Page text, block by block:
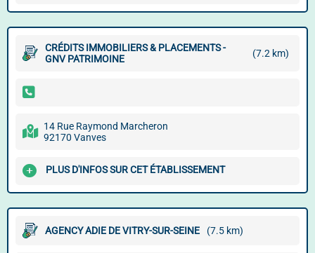
CRÉDITS IMMOBILIERS & PLACEMENTS -
GNV PATRIMOINE
(7.2 km)
14 Rue Raymond Marcheron
92170 Vanves
PLUS D'INFOS SUR CET ÉTABLISSEMENT
AGENCY ADIE DE VITRY-SUR-SEINE (7.5 km)